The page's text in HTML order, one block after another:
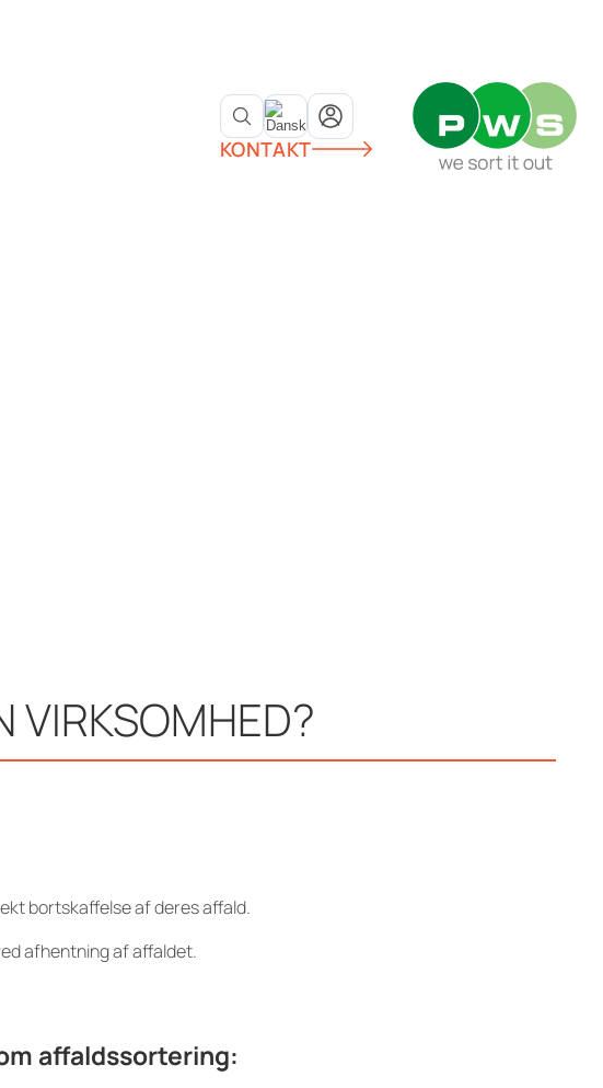
KONTAKT
VIRKSOMHED?
bortskaffelse af deres affald.
afhentning af affaldet.
affaldssortering: